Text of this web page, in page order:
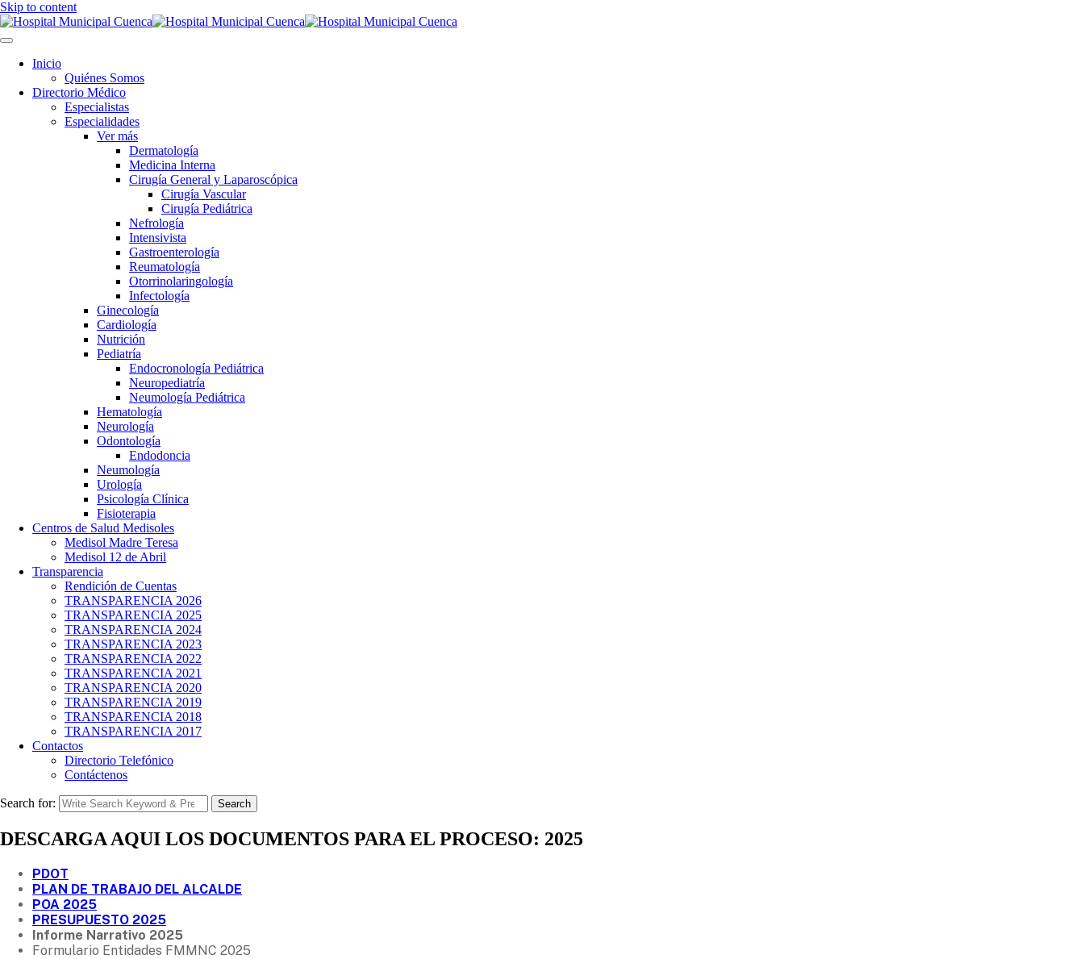
Skip to content
Inicio
Quiénes Somos
Directorio Médico
Especialistas
Especialidades
Ver más
Dermatología
Medicina Interna
Cirugía General y Laparoscópica
Cirugía Vascular
Cirugía Pediátrica
Nefrología
Intensivista
Gastroenterología
Reumatología
Otorrinolaringología
Infectología
Ginecología
Cardiología
Nutrición
Pediatría
Endocronología Pediátrica
Neuropediatría
Neumología Pediátrica
Hematología
Neurología
Odontología
Endodoncia
Neumología
Urología
Psicología Clínica
Fisioterapia
Centros de Salud Medisoles
Medisol Madre Teresa
Medisol 12 de Abril
Transparencia
Rendición de Cuentas
TRANSPARENCIA 2026
TRANSPARENCIA 2025
TRANSPARENCIA 2024
TRANSPARENCIA 2023
TRANSPARENCIA 2022
TRANSPARENCIA 2021
TRANSPARENCIA 2020
TRANSPARENCIA 2019
TRANSPARENCIA 2018
TRANSPARENCIA 2017
Contactos
Directorio Telefónico
Contáctenos
Search for: Search
DESCARGA AQUI LOS DOCUMENTOS PARA EL PROCESO: 2025
PDOT
PLAN DE TRABAJO DEL ALCALDE
POA 2025
PRESUPUESTO 2025
Informe Narrativo 2025
Formulario Entidades FMMNC 2025